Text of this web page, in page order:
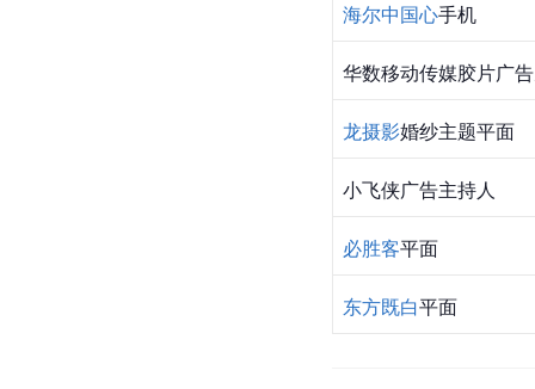
海尔中国心手机
华数移动传媒胶片广
龙摄影婚纱主题平面
小飞侠广告主持人
必胜客平面
东方既白平面